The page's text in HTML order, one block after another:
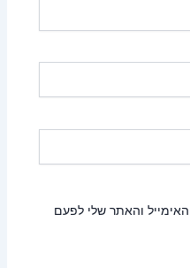
והאתר שלי לפעם